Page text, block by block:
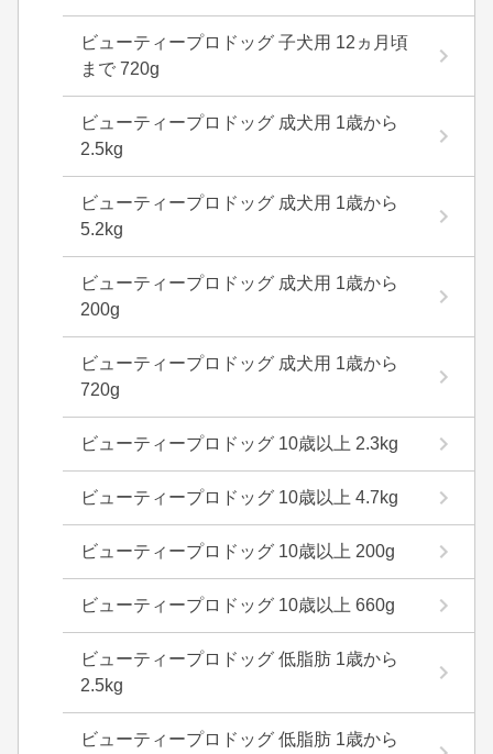
ビューティープロドッグ 子犬用 12ヵ月頃
まで 720g
ビューティープロドッグ 成犬用 1歳から
2.5kg
ビューティープロドッグ 成犬用 1歳から
5.2kg
ビューティープロドッグ 成犬用 1歳から
200g
ビューティープロドッグ 成犬用 1歳から
720g
ビューティープロドッグ 10歳以上 2.3kg
ビューティープロドッグ 10歳以上 4.7kg
ビューティープロドッグ 10歳以上 200g
ビューティープロドッグ 10歳以上 660g
ビューティープロドッグ 低脂肪 1歳から
2.5kg
ビューティープロドッグ 低脂肪 1歳から